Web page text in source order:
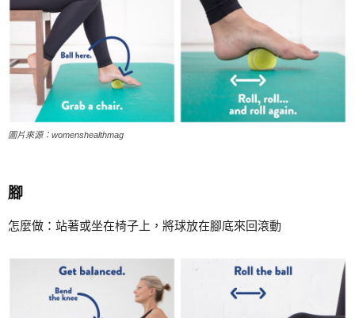
圖片來源：womenshealthmag
腳
怎麼做：站著或坐在椅子上，將球放在腳底來回滾動